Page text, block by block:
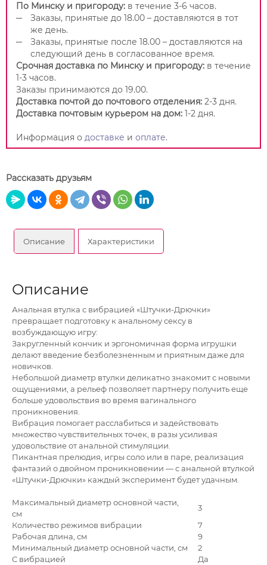
По Минску и пригороду: в течение 3-6 часов.
Заказы, принятые до 18.00 – доставляются в тот
же день.
Заказы, принятые после 18.00 – доставляются на
следующий день в согласованное время.
Срочная доставка по Минску и пригороду: в течение
1-3 часов.
Заказы принимаются до 19.00.
Доставка почтой до почтового отделения: 2-3 дня.
Доставка почтовым курьером на дом: 1-2 дня.
Информация о доставке и оплате.
Рассказать друзьям
Описание Характеристики
Описание
Анальная втулка с вибрацией «Штучки-Дрючки»
превращает подготовку к анальному сексу в
возбуждающую игру:
Закругленный кончик и эргономичная форма игрушки
делают введение безболезненным и приятным даже для
новичков.
Небольшой диаметр втулки деликатно знакомит с новыми
ощущениями, а рельеф позволяет партнеру получить еще
больше удовольствия во время вагинального
проникновения.
Вибрация помогает расслабиться и задействовать
множество чувствительных точек, в разы усиливая
удовольствие от анальной стимуляции.
Пикантная прелюдия, игры соло или в паре, реализация
фантазий о двойном проникновении — с анальной втулкой
«Штучки-Дрючки» каждый эксперимент будет удачным.
Максимальный диаметр основной части,
см
3
Количество режимов вибрации
7
Рабочая длина, см
9
Минимальный диаметр основной части, см
2
С вибрацией
Да